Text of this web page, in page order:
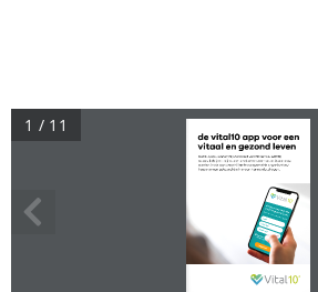
de vital10 app voor een
vitaal en gezond leven
Gebruikers kunnen bijvoorbeeld verschillende leefstijl
scores bekijken, bijhouden en doelen aanmaken. Daarnaast
worden in de app verschillende aangemelde organisaties/
hulpbronnen getoond die hieraan kunnen bijdragen.
1 / 11